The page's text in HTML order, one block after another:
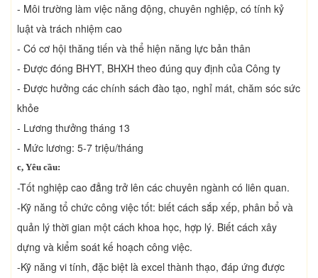
- Môi trường làm việc năng động, chuyên nghiệp, có tính kỷ
luật và trách nhiệm cao
- Có cơ hội thăng tiến và thể hiện năng lực bản thân
- Được đóng BHYT, BHXH theo đúng quy định của Công ty
- Được hưởng các chính sách đào tạo, nghỉ mát, chăm sóc sức
khỏe
- Lương thưởng tháng 13
- Mức lương: 5-7 triệu/tháng
c, Yêu cầu:
-Tốt nghiệp cao đẳng trở lên các chuyên ngành có liên quan.
-Kỹ năng tổ chức công việc tốt: biết cách sắp xếp, phân bổ và
quản lý thời gian một cách khoa học, hợp lý. Biết cách xây
dựng và kiểm soát kế hoạch công việc.
-Kỹ năng vi tính, đặc biệt là excel thành thạo, đáp ứng được